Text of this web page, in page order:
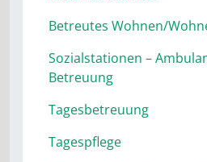
Betreutes Wohnen/
Sozialstationen –
Betreuung
Tagesbetreuung
Tagespflege